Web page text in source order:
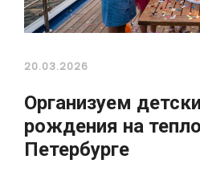
20.03.2026
Организуем
рождения на
Петербурге